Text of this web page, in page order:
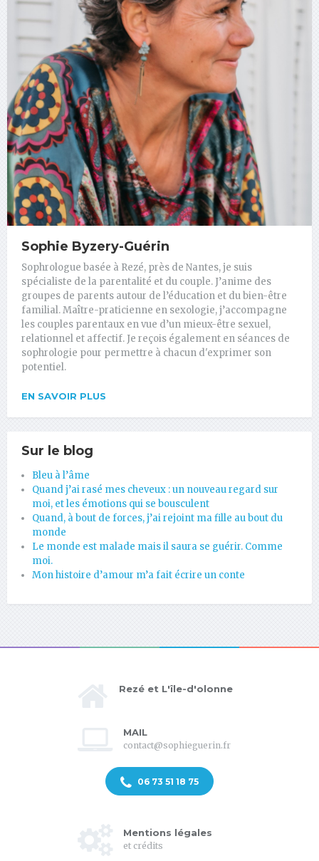
Sophie Byzery-Guérin
Sophrologue basée à Rezé, près de Nantes, je suis
spécialiste de la parentalité et du couple. J’anime des
groupes de parents autour de l’éducation et du bien-être
familial. Maître-praticienne en sexologie, j’accompagne
les couples parentaux en vue d’un mieux-être sexuel,
relationnel et affectif. Je reçois également en séances de
sophrologie pour permettre à chacun d'exprimer son
potentiel.
EN SAVOIR PLUS
Sur le blog
Bleu à l’âme
Quand j’ai rasé mes cheveux : un nouveau regard sur
moi, et les émotions qui se bousculent
Quand, à bout de forces, j’ai rejoint ma fille au bout du
monde
Le monde est malade mais il saura se guérir. Comme
moi.
Mon histoire d’amour m’a fait écrire un conte
Rezé et L'île-d'olonne
MAIL
contact@sophieguerin.fr
06 73 51 18 75
Mentions légales
et crédits